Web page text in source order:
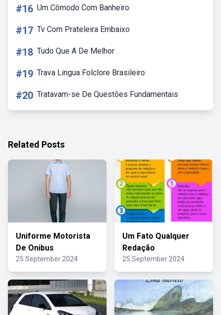
#16 Um Cômodo Com Banheiro
#17 Tv Com Prateleira Embaixo
#18 Tudo Que A De Melhor
#19 Trava Lingua Folclore Brasileiro
#20 Tratavam-se De Questões Fundamentais
Related Posts
Uniforme Motorista
De Onibus
25 September 2024
Um Fato Qualquer
Redação
25 September 2024